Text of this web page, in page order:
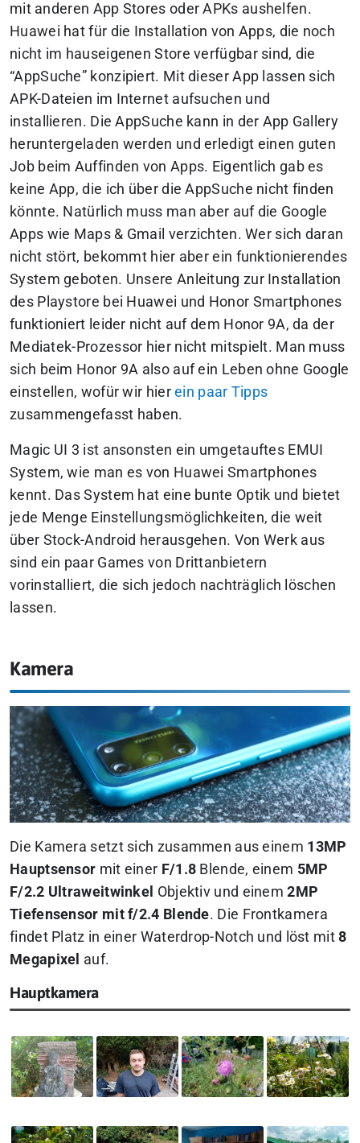
mit anderen App Stores oder APKs aushelfen.
Huawei hat für die Installation von Apps, die noch
nicht im hauseigenen Store verfügbar sind, die
“AppSuche” konzipiert. Mit dieser App lassen sich
APK-Dateien im Internet aufsuchen und
installieren. Die AppSuche kann in der App Gallery
heruntergeladen werden und erledigt einen guten
Job beim Auffinden von Apps. Eigentlich gab es
keine App, die ich über die AppSuche nicht finden
könnte. Natürlich muss man aber auf die Google
Apps wie Maps & Gmail verzichten. Wer sich daran
nicht stört, bekommt hier aber ein funktionierendes
System geboten. Unsere Anleitung zur Installation
des Playstore bei Huawei und Honor Smartphones
funktioniert leider nicht auf dem Honor 9A, da der
Mediatek-Prozessor hier nicht mitspielt. Man muss
sich beim Honor 9A also auf ein Leben ohne Google
einstellen, wofür wir hierein paar Tipps
zusammengefasst haben.
Magic UI 3 ist ansonsten ein umgetauftes EMUI
System, wie man es von Huawei Smartphones
kennt. Das System hat eine bunte Optik und bietet
jede Menge Einstellungsmöglichkeiten, die weit
über Stock-Android herausgehen. Von Werk aus
sind ein paar Games von Drittanbietern
vorinstalliert, die sich jedoch nachträglich löschen
lassen.
Kamera
Die Kamera setzt sich zusammen aus einem 13MP
Hauptsensor mit einer F/1.8 Blende, einem 5MP
F/2.2 Ultraweitwinkel Objektiv und einem2MP
Tiefensensor mit f/2.4 Blende. Die Frontkamera
findet Platz in einer Waterdrop-Notch und löst mit8
Megapixel auf.
Hauptkamera